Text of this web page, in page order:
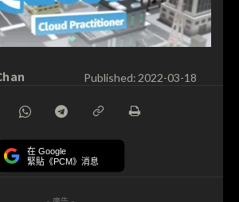
Published: 2022-03-18
在 Google
緊貼《PCM》消息